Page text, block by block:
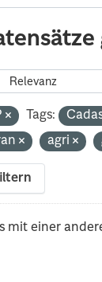
Tags:
agri
mit einer